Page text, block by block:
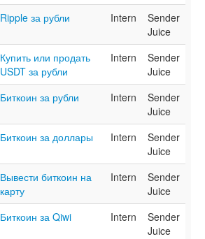
Ripple за рубли
Intern
Sender
Juice
Купить или продать
USDT за рубли
Intern
Sender
Juice
Биткоин за рубли
Intern
Sender
Juice
Биткоин за доллары
Intern
Sender
Juice
Вывести биткоин на
карту
Intern
Sender
Juice
Биткоин за Qiwi
Intern
Sender
Juice